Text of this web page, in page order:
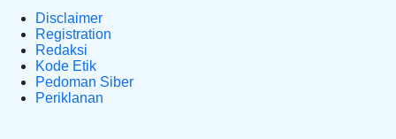
Disclaimer
Registration
Redaksi
Kode Etik
Pedoman Siber
Periklanan